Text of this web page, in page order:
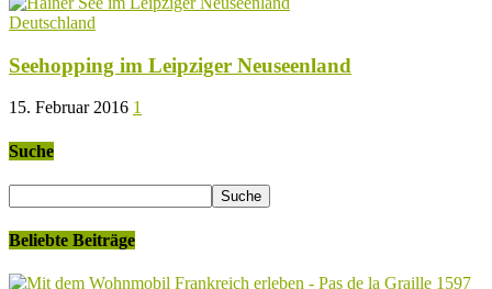
Deutschland
Seehopping im Leipziger Neuseenland
15. Februar 2016 1
Suche
Beliebte Beiträge